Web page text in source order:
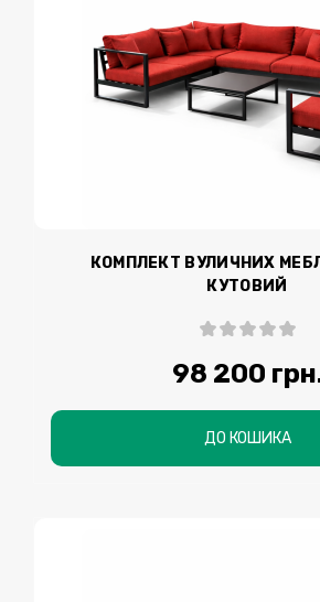
КОМПЛЕКТ ВУЛИЧНИХ
КУТОВИЙ
98 200
ДО КОШИКА